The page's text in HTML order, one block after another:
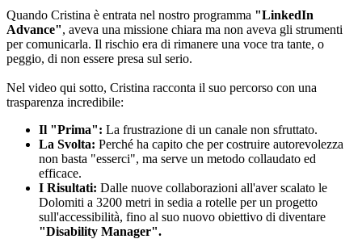
Quando Cristina è entrata nel nostro programma "LinkedIn
Advance", aveva una missione chiara ma non aveva gli strumenti
per comunicarla. Il rischio era di rimanere una voce tra tante, o
peggio, di non essere presa sul serio.
Nel video qui sotto, Cristina racconta il suo percorso con una
trasparenza incredibile:
Il "Prima": La frustrazione di un canale non sfruttato.
La Svolta: Perché ha capito che per costruire autorevolezza
non basta "esserci", ma serve un metodo collaudato ed
efficace.
I Risultati: Dalle nuove collaborazioni all'aver scalato le
Dolomiti a 3200 metri in sedia a rotelle per un progetto
sull'accessibilità, fino al suo nuovo obiettivo di diventare
"Disability Manager".